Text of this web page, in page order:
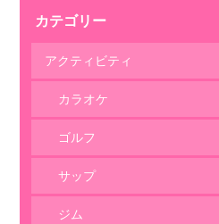
カテゴリー
アクティビティ
カラオケ
ゴルフ
サップ
ジム